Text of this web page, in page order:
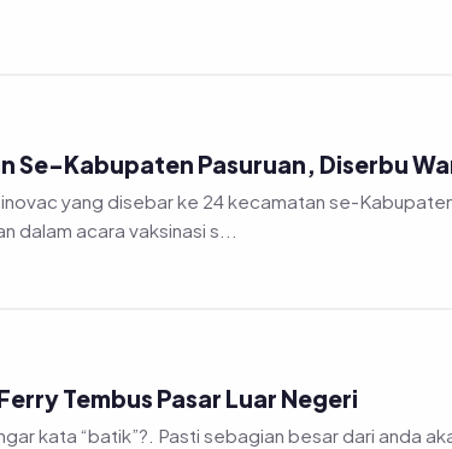
Se-Kabupaten Pasuruan, Diserbu
yang disebar ke 24 kecamatan se-Kabupaten
dalam acara vaksinasi s...
Tembus Pasar Luar Negeri
kata “batik”?. Pasti sebagian besar dari anda